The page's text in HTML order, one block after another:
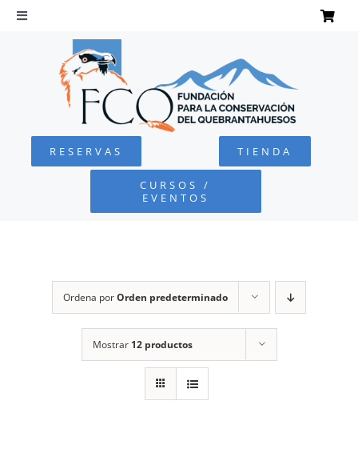
Saltar
Toggle
Navigation
QUEBRANTAHUESOS
FUNDACIÓN
RESERVAS TIENDA
CURSOS /
EVENTOS
Ordena porOrden predeterminado
Mostrar 12 productos